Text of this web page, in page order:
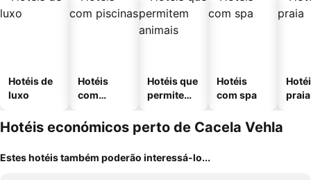
Hotéis de
luxo
Hotéis
com
Hotéis que
permitem
Hotéis
com spa
praia
Hotéis económicos perto de Cacela Vehla
Estes hotéis também poderão interessá-lo...